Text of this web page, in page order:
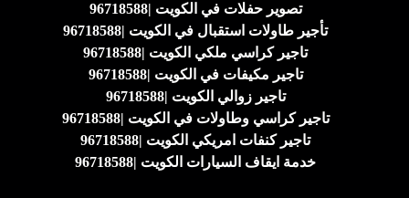
تصوير حفلات في الكويت |96718588
تأجير طاولات استقبال في الكويت |96718588
تاجير كراسي ملكي الكويت |96718588
تاجير مكيفات في الكويت |96718588
تاجير زوالي الكويت |96718588
تاجير كراسي وطاولات في الكويت |96718588
تاجير كنفات امريكي الكويت |96718588
خدمة ايقاف السيارات الكويت |96718588